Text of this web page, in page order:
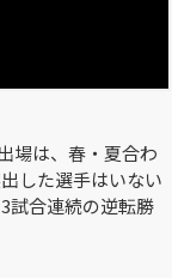
場は、春・夏合わ
した選手はいない
3試合連続の逆転勝